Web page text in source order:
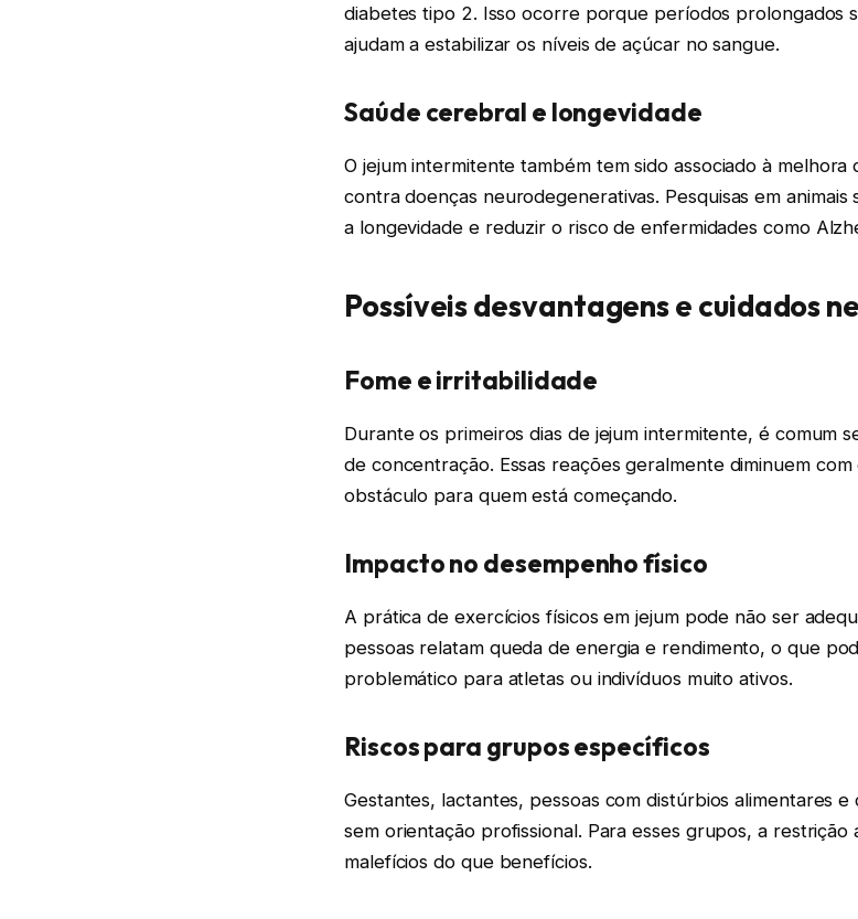
diabetes tipo 2. Isso ocorre porque períodos prolongados
ajudam a estabilizar os níveis de açúcar no sangue.
Saúde cerebral e longevidade
O jejum intermitente também tem sido associado à
contra doenças neurodegenerativas. Pesquisas em
a longevidade e reduzir o risco de enfermidades como
Possíveis desvantagens e cuidados
Fome e irritabilidade
Durante os primeiros dias de jejum intermitente, é comum
de concentração. Essas reações geralmente diminuem
obstáculo para quem está começando.
Impacto no desempenho físico
A prática de exercícios físicos em jejum pode não ser
pessoas relatam queda de energia e rendimento, o que
problemático para atletas ou indivíduos muito ativos.
Riscos para grupos específicos
Gestantes, lactantes, pessoas com distúrbios alimentares
sem orientação profissional. Para esses grupos, a restrição
malefícios do que benefícios.